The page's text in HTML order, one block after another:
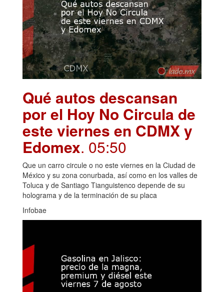
Qué autos descansan
por el Hoy No Circula de
este viernes en CDMX y
Edomex. 05:50
Que un carro circule o no este viernes en la Ciudad de
México y su zona conurbada, así como en los valles de
Toluca y de Santiago Tianguistenco depende de su
holograma y de la terminación de su placa
Infobae